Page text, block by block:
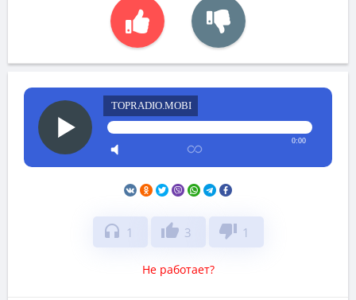
TOPRADIO.MOBI
0:00
headphones 1 thumb_up 3 thumb_down 1
Не работает?